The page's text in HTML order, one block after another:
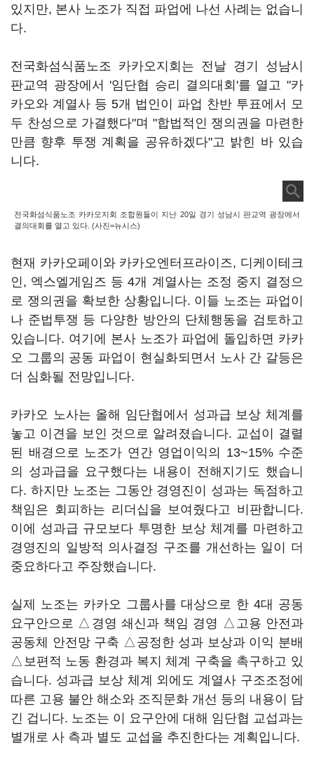
있지만, 본사 노조가 직접 파업에 나선 사례는 없습니
다.
전국화섬식품노조 카카오지회는 전날 경기 성남시
판교역 광장에서 '임단협 승리 결의대회'를 열고 "카
카오와 계열사 등 5개 법인이 파업 찬반 투표에서 모
두 찬성으로 가결했다"며 "합법적인 쟁의권을 마련한
만큼 향후 투쟁 계획을 공유하겠다"고 밝힌 바 있습
니다.
전국화섬식품노조 카카오지회 조합원들이 지난 20일 경기 성남시 판교역 광장에서
결의대회를 열고 있다. (사진=뉴시스)
현재 카카오페이와 카카오엔터프라이즈, 디케이테크
인, 엑스엘게임즈 등 4개 계열사는 조정 중지 결정으
로 쟁의권을 확보한 상황입니다. 이들 노조는 파업이
나 준법투쟁 등 다양한 방안의 단체행동을 검토하고
있습니다. 여기에 본사 노조가 파업에 돌입하면 카카
오 그룹의 공동 파업이 현실화되면서 노사 간 갈등은
더 심화될 전망입니다.
카카오 노사는 올해 임단협에서 성과급 보상 체계를
놓고 이견을 보인 것으로 알려졌습니다. 교섭이 결렬
된 배경으로 노조가 연간 영업이익의 13~15% 수준
의 성과급을 요구했다는 내용이 전해지기도 했습니
다. 하지만 노조는 그동안 경영진이 성과는 독점하고
책임은 회피하는 리더십을 보여줬다고 비판합니다.
이에 성과급 규모보다 투명한 보상 체계를 마련하고
경영진의 일방적 의사결정 구조를 개선하는 일이 더
중요하다고 주장했습니다.
실제 노조는 카카오 그룹사를 대상으로 한 4대 공동
요구안으로 △경영 쇄신과 책임 경영 △고용 안전과
공동체 안전망 구축 △공정한 성과 보상과 이익 분배
△보편적 노동 환경과 복지 체계 구축을 촉구하고 있
습니다. 성과급 보상 체계 외에도 계열사 구조조정에
따른 고용 불안 해소와 조직문화 개선 등의 내용이 담
긴 겁니다. 노조는 이 요구안에 대해 임단협 교섭과는
별개로 사 측과 별도 교섭을 추진한다는 계획입니다.